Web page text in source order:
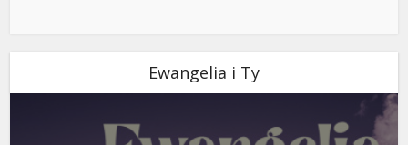
Ewangelia i Ty